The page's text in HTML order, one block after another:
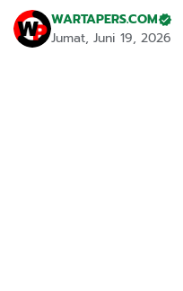
WARTAPERS.COM
Jumat, Juni 19, 2026